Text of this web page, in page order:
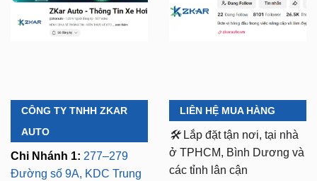
CÔNG TY TNHH ZKAR
AUTO
Chi Nhánh 1: 277–279
Đường số 9A, KDC Trung
LIÊN HỆ MUA HÀNG
🛠️ Lắp đặt tận nơi, tại nhà
ở TPHCM, Bình Dương và
các tỉnh lân cận